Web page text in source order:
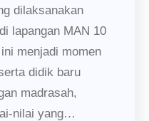
dilaksanakan
lapangan MAN 10
menjadi momen
didik baru
madrasah,
nilai yang…